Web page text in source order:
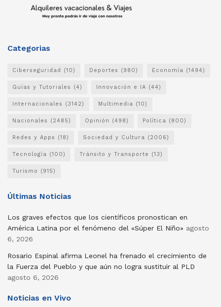
Categorias
Ciberseguridad (10) Deportes (980) Economía (1494)
Guías y Tutoriales (4) Innovación e IA (44)
Internacionales (3142) Multimedia (10)
Nacionales (2485) Opinión (498) Política (800)
Redes y Apps (18) Sociedad y Cultura (2006)
Tecnología (100) Tránsito y Transporte (13)
Turismo (915)
Últimas Noticias
Los graves efectos que los científicos pronostican en
América Latina por el fenómeno del «Súper El Niño» agosto
6, 2026
Rosario Espinal afirma Leonel ha frenado el crecimiento de
la Fuerza del Pueblo y que aún no logra sustituir al PLD
agosto 6, 2026
Noticias en Vivo